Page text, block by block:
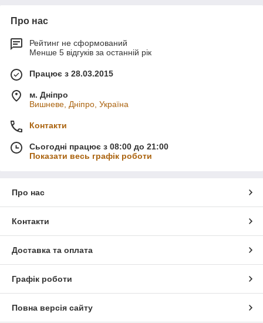
Про нас
Рейтинг не сформований
Менше 5 відгуків за останній рік
Працює з 28.03.2015
м. Дніпро
Вишневе, Дніпро, Україна
Контакти
Сьогодні працює з 08:00 до 21:00
Показати весь графік роботи
Про нас
Контакти
Доставка та оплата
Графік роботи
Повна версія сайту